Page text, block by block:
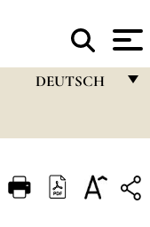
DEUTSCH
ITALIANO